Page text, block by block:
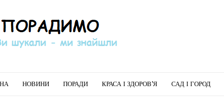
Порадимо
НОВИНИ ПОРАДИ КРАСА І ЗДОРОВ’Я САД І ГОРОД